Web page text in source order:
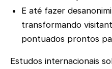
E até fazer
transformando
pontuados prontos
Estudos internacionais